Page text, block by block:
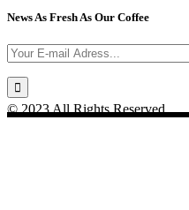
News As Fresh As Our Coffee
© 2023 All Rights Reserved.